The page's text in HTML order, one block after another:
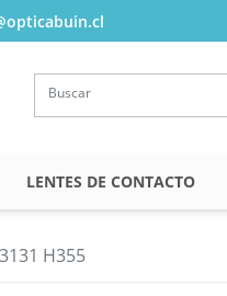
LENTES DE CONTACTO
H355